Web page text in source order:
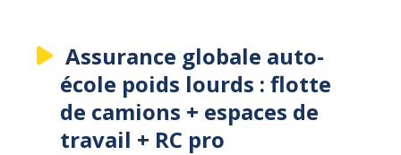
Assurance globale auto-
école poids lourds : flotte
de camions + espaces de
travail + RC pro